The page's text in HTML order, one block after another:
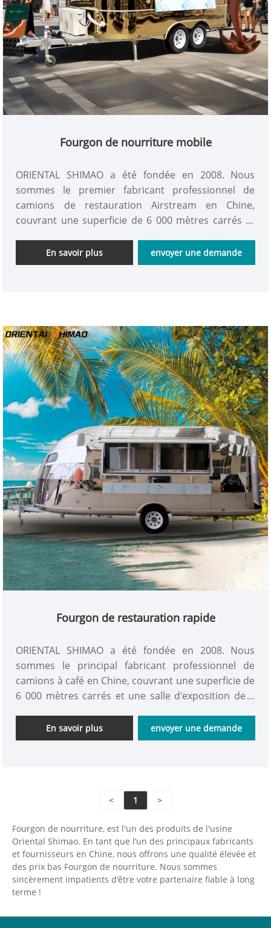
Fourgon de nourriture mobile
ORIENTAL SHIMAO a été fondée en 2008. Nous
sommes le premier fabricant professionnel de
camions de restauration Airstream en Chine,
couvrant une superficie de 6 000 mètres carrés et
ligne de production peut réaliser que 80 ensembles
de food trucks sont produits simultanément ! Nous
En savoir plus envoyer une demande
Fourgon de restauration rapide
ORIENTAL SHIMAO a été fondée en 2008. Nous
sommes le principal fabricant professionnel de
camions à café en Chine, couvrant une superficie de
6 000 mètres carrés et une salle d'exposition de 2
réaliser que 80 ensembles de food trucks sont
produits simultanément ! Nous avons équipe de
En savoir plus envoyer une demande
< 1 >
Fourgon de nourriture, est l'un des produits de l'usine
Oriental Shimao. En tant que l’un des principaux fabricants
et fournisseurs en Chine, nous offrons une qualité élevée et
des prix bas Fourgon de nourriture. Nous sommes
sincèrement impatients d'être votre partenaire fiable à long
terme !